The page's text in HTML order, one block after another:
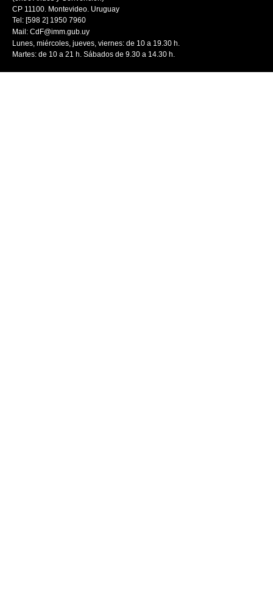
CP 11100. Montevideo. Uruguay
Tel: [598 2] 1950 7960
Mail: CdF@imm.gub.uy
Lunes, miércoles, jueves, viernes: de 10 a 19.30 h.
Martes: de 10 a 21 h. Sábados de 9.30 a 14.30 h.